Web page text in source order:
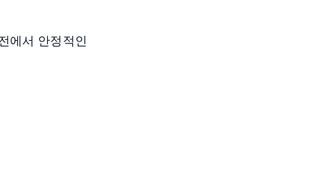
에서 안정적인